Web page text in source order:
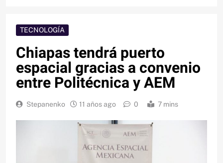
TECNOLOGÍA
Chiapas tendrá puerto
espacial gracias a convenio
entre Politécnica y AEM
Stepanenko 11 años ago 0 7 mins